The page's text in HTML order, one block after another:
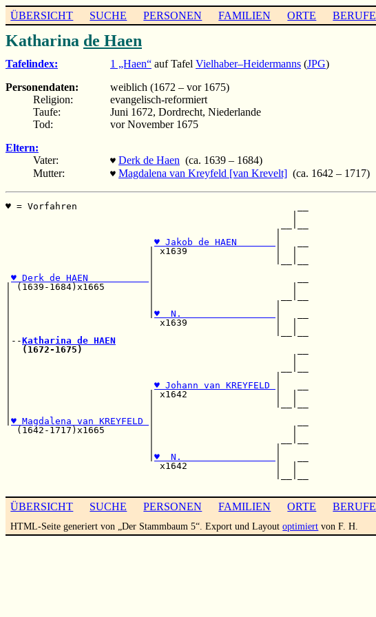
ÜBERSICHT SUCHE PERSONEN FAMILIEN ORTE BERUFE
Katharina de Haen
Tafelindex: 1 „Haen“ auf Tafel Vielhaber–Heidermanns (JPG)
Personendaten:
weiblich (1672 – vor 1675)
Religion:
evangelisch-reformiert
Taufe:
Juni 1672, Dordrecht, Niederlande
Tod:
vor November 1675
Eltern:
Vater:
♥ Derk de Haen (ca. 1639 – 1684)
Mutter:
♥ Magdalena van Kreyfeld [van Krevelt] (ca. 1642 – 1717)
♥ = Vorfahren                                        __
                                                    |
                                                 |
♥ Jakob de HAEN
                          | x1639                |  |
                          |
♥ Derk de HAEN
| (1639-1684)x1665        |                         |
|                         |                      |
♥  N.
|                           x1639                |  |
|--Katharina de HAEN
(1672-1675)
|                                                   |
|                                                |
♥ Johann van KREYFELD
|                         | x1642                |  |
|                         |
♥ Magdalena van KREYFELD
  (1642-1717)x1665        |                         |
                          |                      |
♥  N.
                            x1642                |  |
ÜBERSICHT SUCHE PERSONEN FAMILIEN ORTE BERUFE
HTML-Seite generiert von „Der Stammbaum 5“. Export und Layoutoptimiert von F. H.